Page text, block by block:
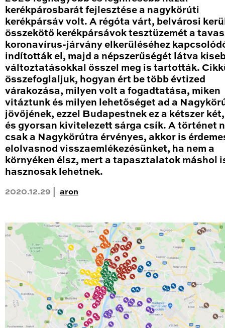
kerékpárosbarát fejlesztése a nagykörúti
kerékpársáv volt. A régóta várt, belvárosi
összekötő kerékpársávok tesztüzemét a
koronavírus-járvány elkerüléséhez
indították el, majd a népszerűségét látva
változtatásokkal ősszel meg is tartották.
összefoglaljuk, hogyan ért be több évtized
várakozása, milyen volt a fogadtatása, miken
vitáztunk és milyen lehetőséget ad a
jövőjének, ezzel Budapestnek ez a kétszer
és gyorsan kivitelezett sárga csík. A történet
csak a Nagykörútra érvényes, akkor is
elolvasnod visszaemlékezésünket, ha nem a
környéken élsz, mert a tapasztalatok máshol
hasznosak lehetnek.
2020.12.29 | aron